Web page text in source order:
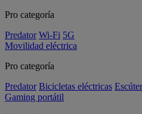
Pro categoría
Predator Wi-Fi 5G
Movilidad eléctrica
Pro categoría
Predator Bicicletas eléctricas
Gaming portátil